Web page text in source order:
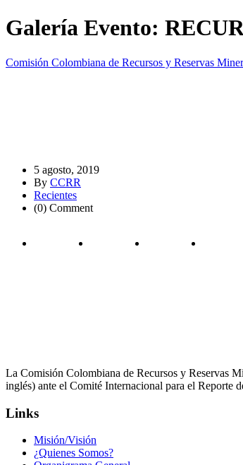
Galería Evento:
Comisión Colombiana de Recursos y Reservas
5 agosto, 2019
By CCRR
Recientes
(0) Comment
La Comisión Colombiana de Recursos y Reservas
inglés) ante el Comité Internacional para el Reporte
Links
Misión/Visión
¿Quienes Somos?